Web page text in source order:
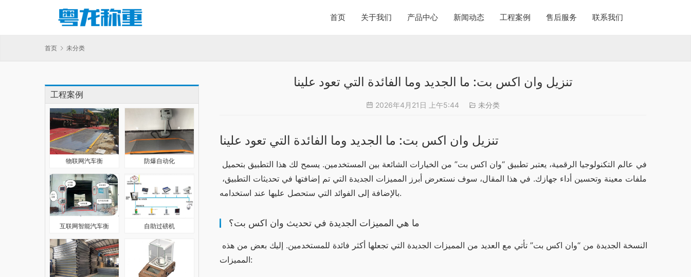
首页 关于我们 产品中心 新闻动态 工程案例 售后服务 联系我们
首页 未分类
工程案例
物联网汽车衡 防爆自动化
互联网智能汽车衡 自助过磅机
تنزيل وان اكس بت: ما الجديد وما الفائدة التي تعود علينا
2026年4月21日 上午5:44 未分类
تنزيل وان اكس بت: ما الجديد وما الفائدة التي تعود علينا
بالإضافة إلى الفوائد التي ستحصل عليها عند استخدامه.
ما هي المميزات الجديدة في تحديث وان اكس بت؟
المميزات: